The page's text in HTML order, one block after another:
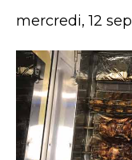
mercredi, 12